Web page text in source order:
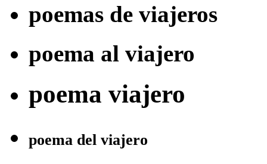
poemas de viajeros
poema al viajero
poema viajero
poema del viajero